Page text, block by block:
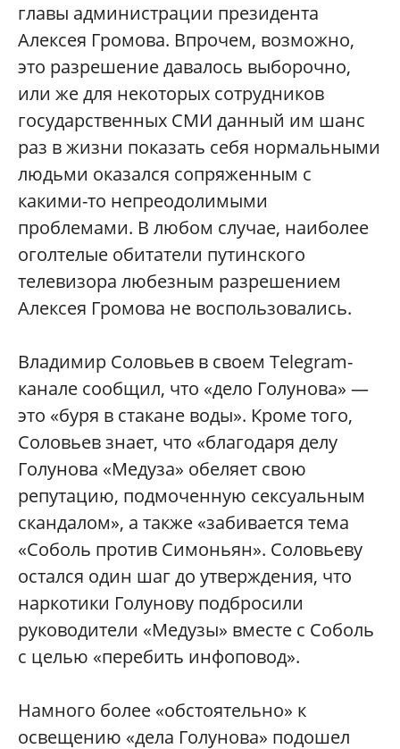
главы администрации президента
Алексея Громова. Впрочем, возможно,
это разрешение давалось выборочно,
или же для некоторых сотрудников
государственных СМИ данный им шанс
раз в жизни показать себя нормальными
людьми оказался сопряженным с
какими-то непреодолимыми
проблемами. В любом случае, наиболее
оголтелые обитатели путинского
телевизора любезным разрешением
Алексея Громова не воспользовались.
Владимир Соловьев в своем Telegram-
канале сообщил, что «дело Голунова» —
это «буря в стакане воды». Кроме того,
Соловьев знает, что «благодаря делу
Голунова «Медуза» обеляет свою
репутацию, подмоченную сексуальным
скандалом», а также «забивается тема
«Соболь против Симоньян». Соловьеву
остался один шаг до утверждения, что
наркотики Голунову подбросили
руководители «Медузы» вместе с Соболь
с целью «перебить инфоповод».
Намного более «обстоятельно» к
освещению «дела Голунова» подошел